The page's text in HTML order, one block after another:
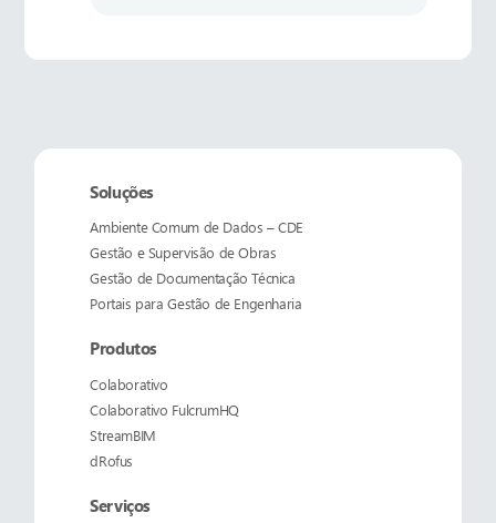
Soluções
Ambiente Comum de Dados – CDE
Gestão e Supervisão de Obras
Gestão de Documentação Técnica
Portais para Gestão de Engenharia
Produtos
Colaborativo
Colaborativo FulcrumHQ
StreamBIM
dRofus
Serviços